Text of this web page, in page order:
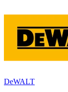
DeWALT